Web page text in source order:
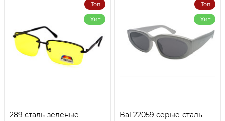
Топ
Хит
289 сталь-зеленые
Топ
Хит
Bal 22059 серые-сталь